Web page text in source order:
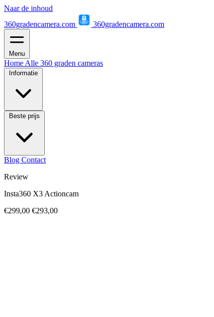
Naar de inhoud
360gradencamera.com
360gradencamera.com
Menu
Home Alle 360 graden cameras
Informatie
Beste prijs
Blog Contact
Review
Insta360 X3 Actioncam
€299,00 €293,00